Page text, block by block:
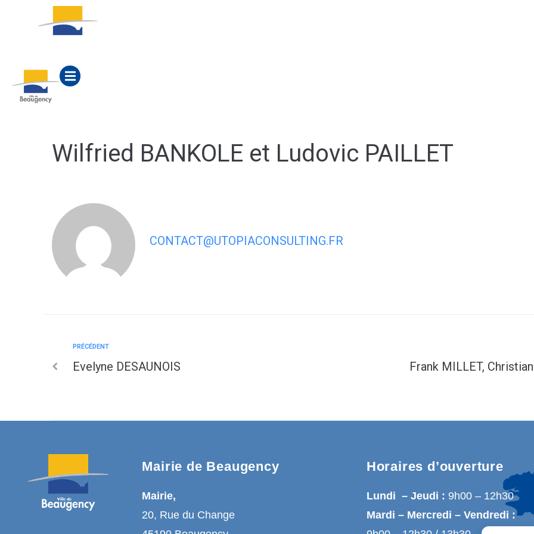
Wilfried BANKOLE et Ludovic PAILLET
CONTACT@UTOPIACONSULTING.FR
PRÉCÉDENT
Evelyne DESAUNOIS
Frank MILLET,
Mairie de Beaugency
Mairie,
20, Rue du Change
Horaires d’ouverture
Lundi – Jeudi : 9h00 – 12h30
Mardi – Mercredi – Vendredi :